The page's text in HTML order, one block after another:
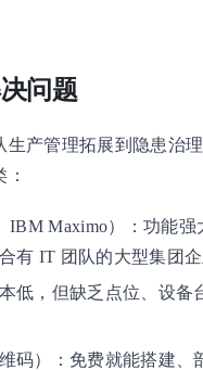
问题
产管理拓展到隐患治
IBM Maximo）：功能
有 IT 团队的大型集团
低，但缺乏点位、设
维码）：免费就能搭建